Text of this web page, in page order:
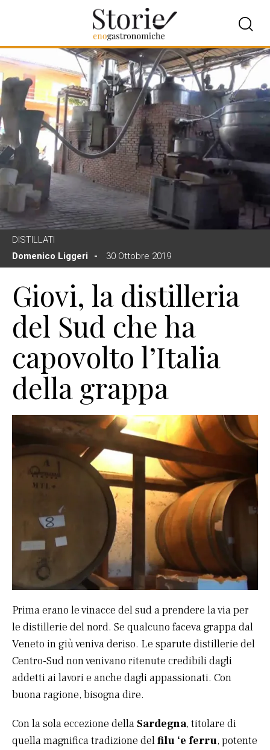
DISTILLATI
Domenico Liggeri
30 Ottobre 2019
Giovi, la distilleria
del Sud che ha
capovolto l’Italia
della grappa
Prima erano le vinacce del sud a prendere la via per
le distillerie del nord. Se qualcuno faceva grappa dal
Veneto in giù veniva deriso. Le sparute distillerie del
Centro-Sud non venivano ritenute credibili dagli
addetti ai lavori e anche dagli appassionati. Con
buona ragione, bisogna dire.
Con la sola eccezione della Sardegna, titolare di
quella magnifica tradizione delfilu ‘e ferru, potente